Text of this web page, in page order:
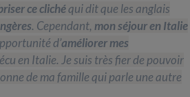
ce clichéqui dit que les anglais
. Cependant, mon séjour en Italie
d’améliorer mes
en Italie. Je suis très fier de pouvoir
de ma famille qui parle une autre